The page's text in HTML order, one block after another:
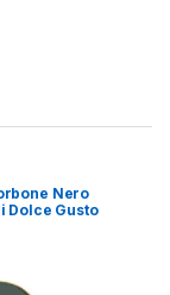
Nero
Dolce Gusto